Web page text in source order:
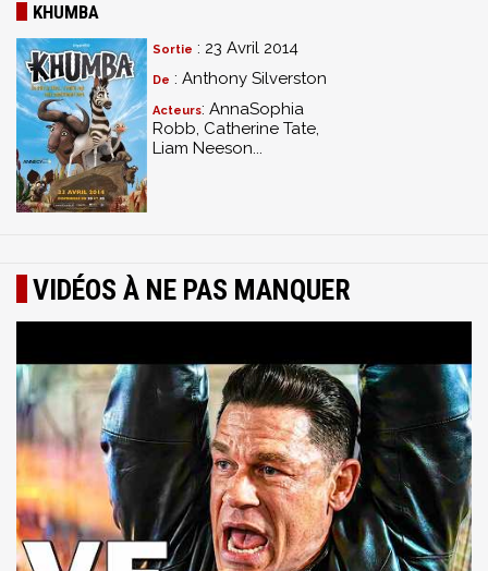
KHUMBA
Sortie : 23 Avril 2014
De : Anthony Silverston
Acteurs: AnnaSophia
Robb, Catherine Tate,
Liam Neeson...
VIDÉOS À NE PAS MANQUER